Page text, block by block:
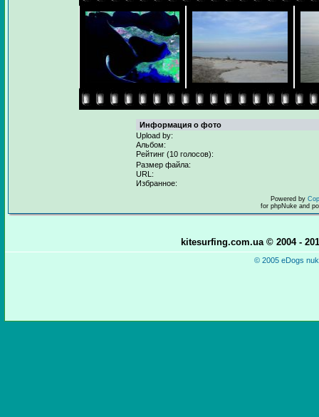
Информация о фото
Upload by:
Альбом:
Рейтинг (10 голосов):
Размер файла:
URL:
Избранное:
Powered by
for phpNuke and
kitesurfing.com.ua © 2004 -
© 2005 eDogs